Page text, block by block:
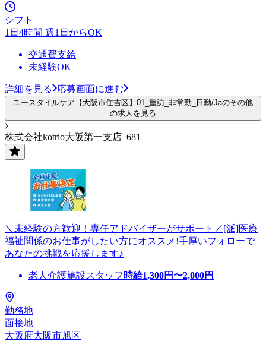
シフト
1日4時間 週1日からOK
交通費支給
未経験OK
詳細を見る 応募画面に進む
ユースタイルケア【大阪市住吉区】01_重訪_非常勤_日勤/Jaのその他
の求人を見る
株式会社kotrio大阪第一支店_681
＼未経験の方歓迎！専任アドバイザーがサポート／[派]医療
福祉関係のお仕事がしたい方にオススメ!手厚いフォローで
あなたの挑戦を応援します♪
老人介護施設スタッフ 時給1,300円〜2,000円
勤務地
面接地
大阪府大阪市旭区